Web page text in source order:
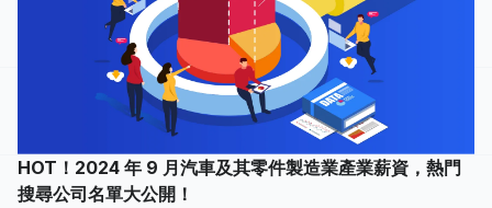
HOT！2024 年 9 月汽車及其零件製造業產業薪資，熱門
搜尋公司名單大公開！